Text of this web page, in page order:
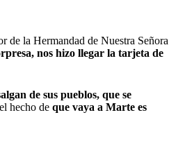
de la Hermandad de Nuestra Señora
nos hizo llegar la tarjeta de
de sus pueblos, que se
hecho deque vaya a Marte es